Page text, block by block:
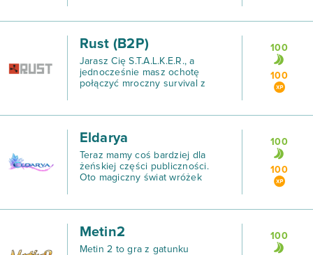
Rust (B2P)
Jarasz Cię S.T.A.L.K.E.R., a
jednocześnie masz ochotę
połączyć mroczny survival z
jednej z najpopularniejszych
100
100
Eldarya
Teraz mamy coś bardziej dla
żeńskiej części publiczności.
Oto magiczny świat wróżek
czeka na Ciebie miłość,
100
100
Metin2
Metin 2 to gra z gatunku
100